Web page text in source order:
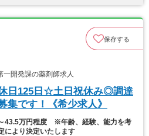
保存する
開発課の薬剤師求人
休日125日☆土日祝休み◎調達
集です！《希少求人》
～43.5万円程度 ※年齢、経験、能力を考
により決定いたします